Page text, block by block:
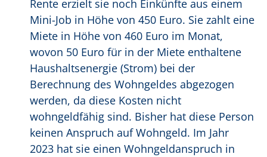
Rente erzielt sie noch Einkünfte aus einem
Mini-Job in Höhe von 450 Euro. Sie zahlt eine
Miete in Höhe von 460 Euro im Monat,
wovon 50 Euro für in der Miete enthaltene
Haushaltsenergie (Strom) bei der
Berechnung des Wohngeldes abgezogen
werden, da diese Kosten nicht
wohngeldfähig sind. Bisher hat diese Person
keinen Anspruch auf Wohngeld. Im Jahr
2023 hat sie einen Wohngeldanspruch in